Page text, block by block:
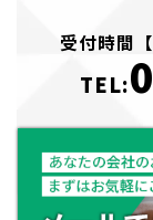
受付時間
TEL: